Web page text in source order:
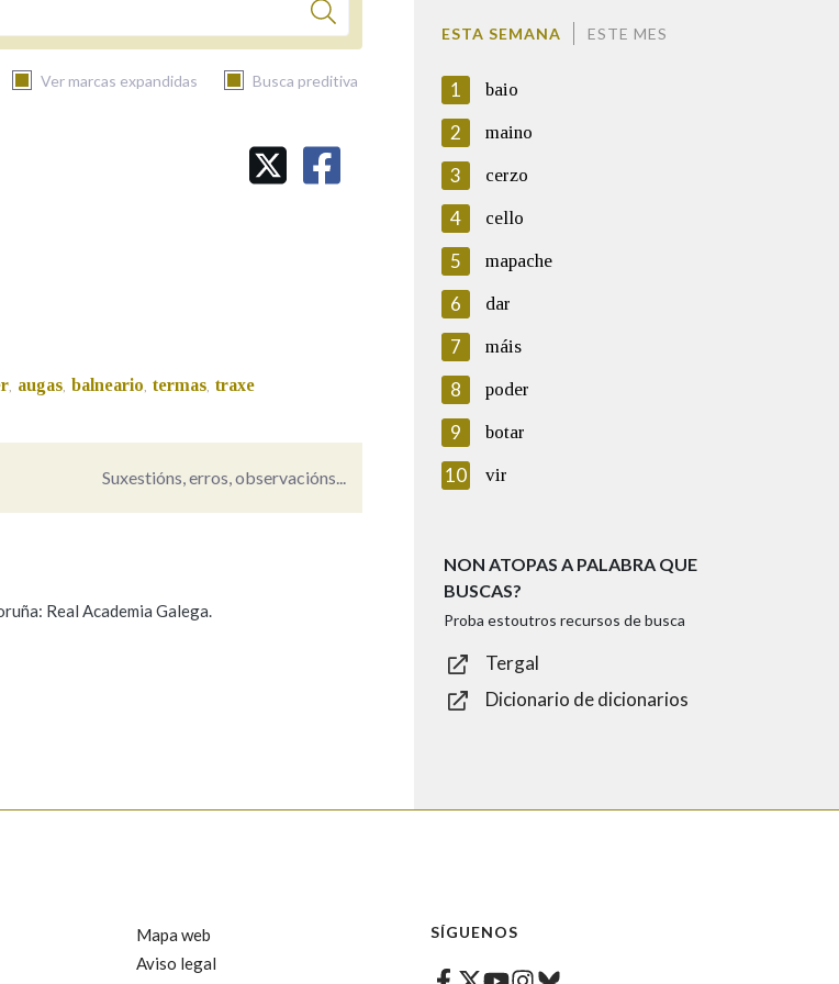
Ver marcas expandidas Busca preditiva
, augas, balneario, termas, traxe
Suxestións, erros, observacións...
definición
Real Academia Galega.
ESTA SEMANA ESTE MES
1 baio
2 maino
3 cerzo
4 cello
5 mapache
6 dar
7 máis
8 poder
9 botar
10 vir
NON ATOPAS A PALABRA QUE
BUSCAS?
Proba estoutros recursos de busca
Tergal
Dicionario de dicionarios
Mapa web
Aviso legal
SÍGUENOS
Facebook
Twitter
Youtube
Instagram
Bluesky